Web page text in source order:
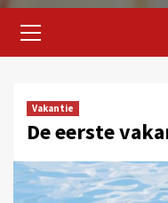
menu
Vakantie
De eerste